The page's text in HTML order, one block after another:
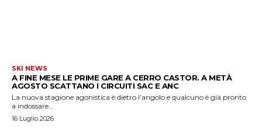
SKI NEWS
A FINE MESE LE PRIME GARE A CERRO CASTOR. A METÀ
AGOSTO SCATTANO I CIRCUITI SAC E ANC
La nuova stagione agonistica è dietro l’angolo e qualcuno è già pronto
a indossare...
16 Luglio 2026